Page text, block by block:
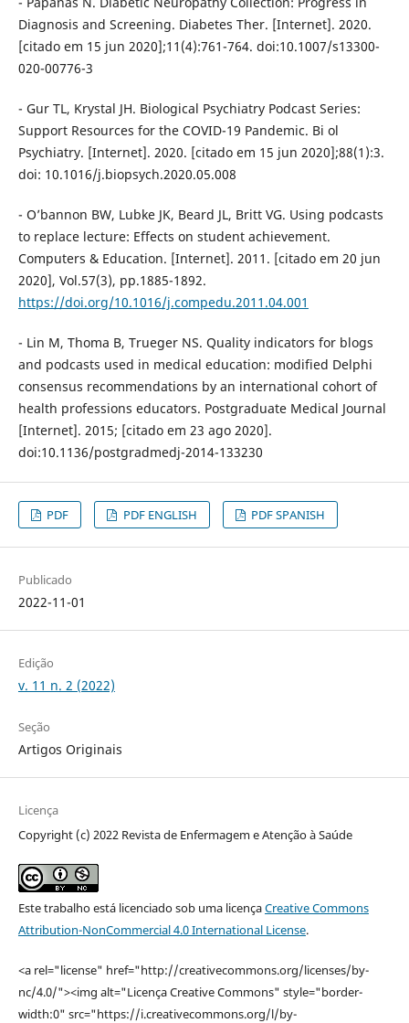
Diagnosis and Screening. Diabetes Ther. [Internet]. 2020.
[citado em 15 jun 2020];11(4):761-764. doi:10.1007/s13300-
020-00776-3
- Gur TL, Krystal JH. Biological Psychiatry Podcast Series:
Support Resources for the COVID-19 Pandemic. Bi ol
Psychiatry. [Internet]. 2020. [citado em 15 jun 2020];88(1):3.
doi: 10.1016/j.biopsych.2020.05.008
- O’bannon BW, Lubke JK, Beard JL, Britt VG. Using podcasts
to replace lecture: Effects on student achievement.
Computers & Education. [Internet]. 2011. [citado em 20 jun
2020], Vol.57(3), pp.1885-1892.
https://doi.org/10.1016/j.compedu.2011.04.001
- Lin M, Thoma B, Trueger NS. Quality indicators for blogs
and podcasts used in medical education: modified Delphi
consensus recommendations by an international cohort of
health professions educators. Postgraduate Medical Journal
[Internet]. 2015; [citado em 23 ago 2020].
doi:10.1136/postgradmedj-2014-133230
PDF PDF ENGLISH PDF SPANISH
Publicado
2022-11-01
Edição
v. 11 n. 2 (2022)
Seção
Artigos Originais
Licença
Copyright (c) 2022 Revista de Enfermagem e Atenção à Saúde
Este trabalho está licenciado sob uma licençaCreative Commons
Attribution-NonCommercial 4.0 International License.
<a rel="license" href="http://creativecommons.org/licenses/by-
nc/4.0/"><img alt="Licença Creative Commons" style="border-
width:0" src="https://i.creativecommons.org/l/by-